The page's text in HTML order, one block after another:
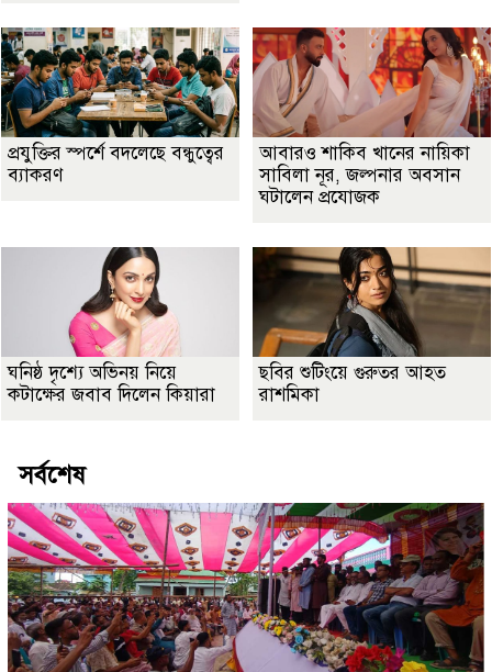
প্রযুক্তির স্পর্শে বদলেছে বন্ধুত্বের
ব্যাকরণ
আবারও শাকিব খানের নায়িকা
সাবিলা নূর, জল্পনার অবসান
ঘটালেন প্রযোজক
ঘনিষ্ঠ দৃশ্যে অভিনয় নিয়ে
কটাক্ষের জবাব দিলেন কিয়ারা
ছবির শুটিংয়ে গুরুতর আহত
রাশমিকা
সর্বশেষ